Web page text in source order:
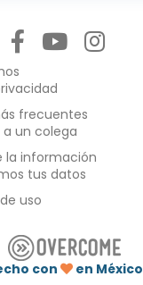
frecuentes
un colega
la información
tus datos
uso
con
en México